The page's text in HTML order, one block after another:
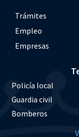
Trámites
Empleo
Empresas
Policía local
Guardia civil
Bomberos